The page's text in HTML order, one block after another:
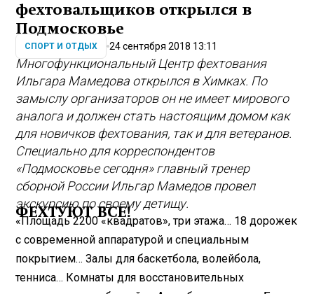
фехтовальщиков открылся в
Подмосковье
СПОРТ И ОТДЫХ 24 сентября 2018 13:11
Многофункциональный Центр фехтования
Ильгара Мамедова открылся в Химках. По
замыслу организаторов он не имеет мирового
аналога и должен стать настоящим домом как
для новичков фехтования, так и для ветеранов.
Специально для корреспондентов
«Подмосковье сегодня» главный тренер
сборной России Ильгар Мамедов провел
экскурсию по своему детищу.
ФЕХТУЮТ ВСЕ!
«Площадь 2200 «квадратов», три этажа… 18 дорожек
с современной аппаратурой и специальным
покрытием… Залы для баскетбола, волейбола,
тенниса… Комнаты для восстановительных